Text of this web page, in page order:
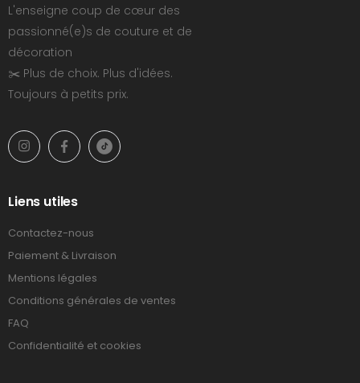
L'enseigne coup de cœur des
passionné(e)s de couture et de
décoration
✂️ Plus de choix. Plus d'idées.
Toujours à petits prix.
Liens utiles
Contactez-nous
Paiement & Livraison
Mentions légales
Conditions générales de ventes
FAQ
Confidentialité et cookies